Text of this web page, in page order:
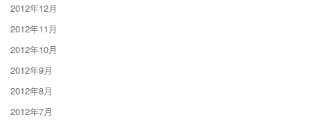
2012年12月
2012年11月
2012年10月
2012年9月
2012年8月
2012年7月